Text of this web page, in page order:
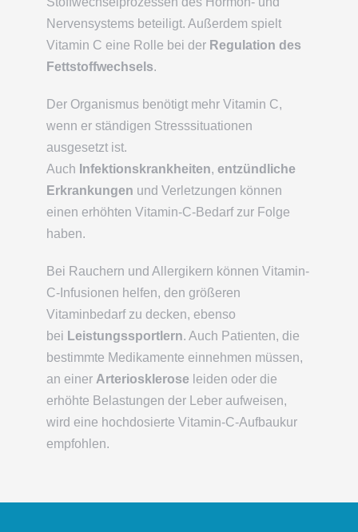
Nervensystems beteiligt. Außerdem spielt
Vitamin C eine Rolle bei der Regulation des
Fettstoffwechsels.
Der Organismus benötigt mehr Vitamin C,
wenn er ständigen Stresssituationen
ausgesetzt ist.
Auch Infektionskrankheiten,entzündliche
Erkrankungen und Verletzungen können
einen erhöhten Vitamin-C-Bedarf zur Folge
haben.
Bei Rauchern und Allergikern können Vitamin-
C-Infusionen helfen, den größeren
Vitaminbedarf zu decken, ebenso
bei Leistungssportlern. Auch Patienten, die
bestimmte Medikamente einnehmen müssen,
an einer Arteriosklerose leiden oder die
erhöhte Belastungen der Leber aufweisen,
wird eine hochdosierte Vitamin-C-Aufbaukur
empfohlen.